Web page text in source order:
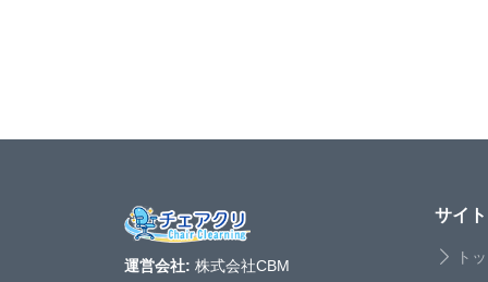
運営会社: 株式会社CBM
サイ
ト